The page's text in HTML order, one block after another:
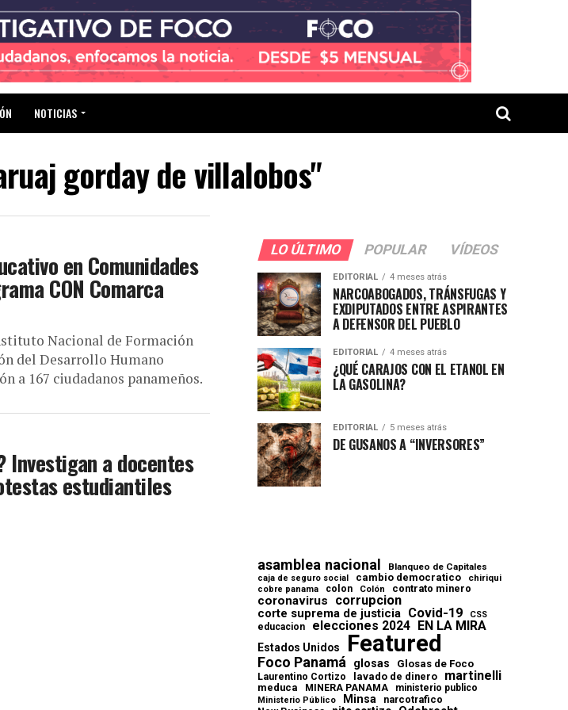
NOTICIAS
gorday de villalobos"
en Comunidades
CON Comarca
Nacional de Formación
del Desarrollo Humano
a 167 ciudadanos panameños.
Investigan a docentes
estudiantiles
LO ÚLTIMO POPULAR VÍDEOS
EDITORIAL 4 meses atrás
NARCOABOGADOS, TRÁNSFUGAS Y
EXDIPUTADOS ENTRE ASPIRANTES
A DEFENSOR DEL PUEBLO
EDITORIAL 4 meses atrás
¿QUÉ CARAJOS CON EL ETANOL EN
LA GASOLINA?
EDITORIAL 5 meses atrás
DE GUSANOS A “INVERSORES”
asamblea nacional Blanqueo de Capitales
caja de seguro social cambio democratico chiriqui
cobre panama colon Colón contrato minero
coronavirus corrupcion
corte suprema de justicia Covid-19 CSS
educacion elecciones 2024 EN LA MIRA
Estados Unidos Featured
Foco Panamá glosas Glosas de Foco
Laurentino Cortizo lavado de dinero martinelli
meduca MINERA PANAMA ministerio publico
Ministerio Público Minsa
narcotrafico